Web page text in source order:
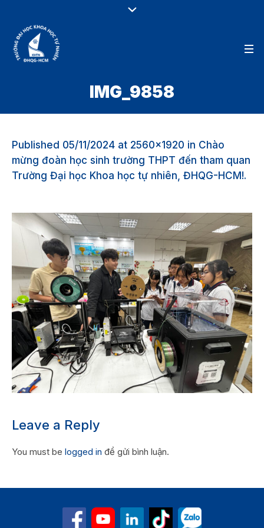
IMG_9858
Published 05/11/2024 at 2560×1920 in Chào
mừng đoàn học sinh trường THPT đến tham quan
Trường Đại học Khoa học tự nhiên, ĐHQG-HCM!.
Leave a Reply
You must be logged in để gửi bình luận.